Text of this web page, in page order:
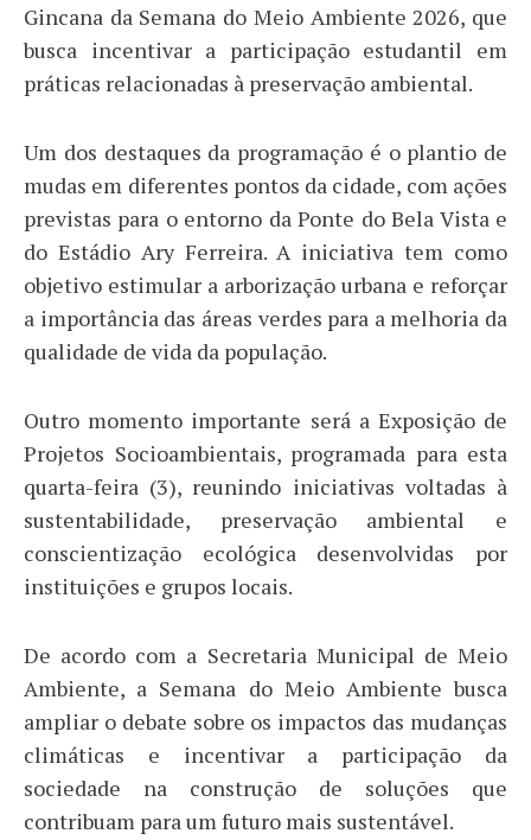
Gincana da Semana do Meio Ambiente 2026, que
busca incentivar a participação estudantil em
práticas relacionadas à preservação ambiental.
Um dos destaques da programação é o plantio de
mudas em diferentes pontos da cidade, com ações
previstas para o entorno da Ponte do Bela Vista e
do Estádio Ary Ferreira. A iniciativa tem como
objetivo estimular a arborização urbana e reforçar
a importância das áreas verdes para a melhoria da
qualidade de vida da população.
Outro momento importante será a Exposição de
Projetos Socioambientais, programada para esta
quarta-feira (3), reunindo iniciativas voltadas à
sustentabilidade, preservação ambiental e
conscientização ecológica desenvolvidas por
instituições e grupos locais.
De acordo com a Secretaria Municipal de Meio
Ambiente, a Semana do Meio Ambiente busca
ampliar o debate sobre os impactos das mudanças
climáticas e incentivar a participação da
sociedade na construção de soluções que
contribuam para um futuro mais sustentável.